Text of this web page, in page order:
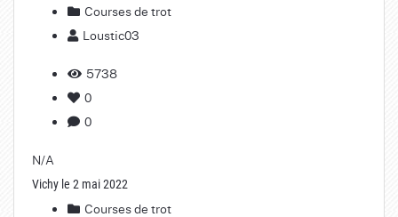
Courses de trot
Loustic03
5738
0
0
N/A
Vichy le 2 mai 2022
Courses de trot